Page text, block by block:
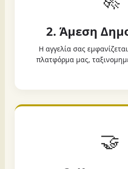
2. Άμεση
Η αγγελία σας
πλατφόρμα μας,
🤝